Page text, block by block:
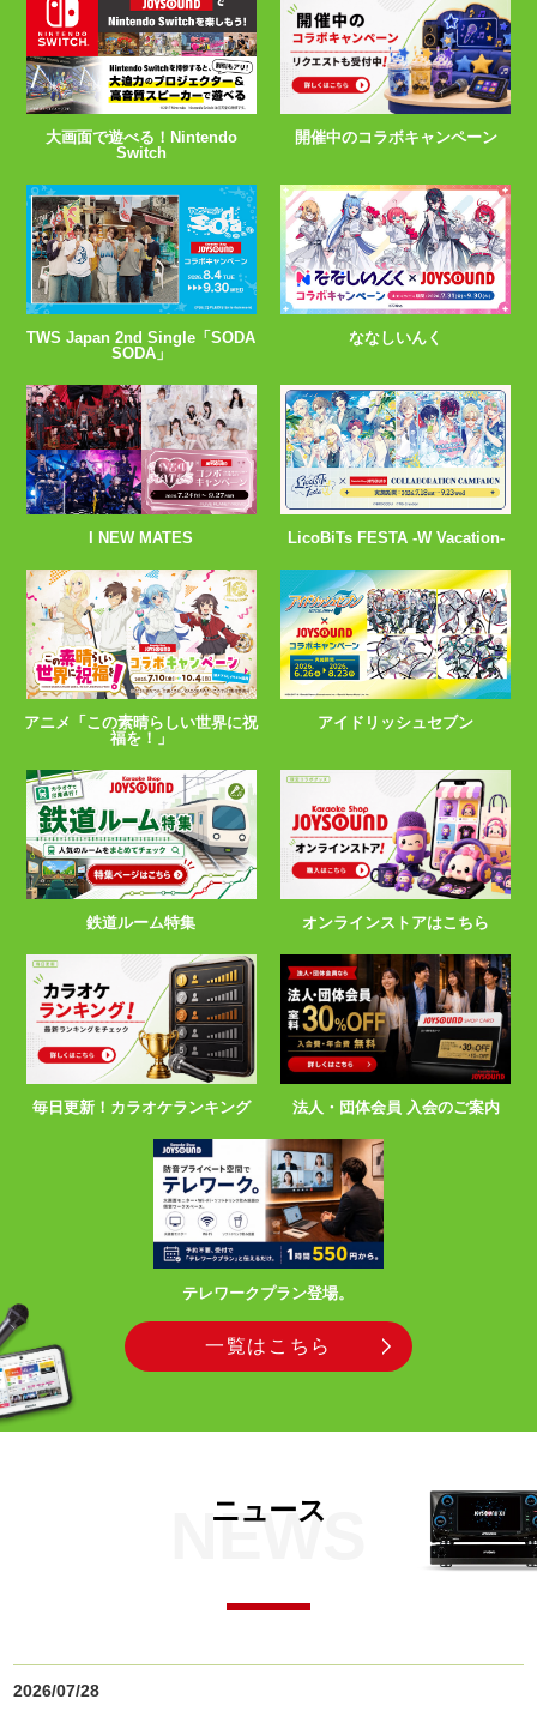
大画面で遊べる！Nintendo
Switch
開催中のコラボキャンペーン
TWS Japan 2nd Single「SODA
SODA」
ななしいんく
I NEW MATES LicoBiTs FESTA -W Vacation-
アニメ「この素晴らしい世界に祝
福を！」
アイドリッシュセブン
鉄道ルーム特集 オンラインストアはこちら
毎日更新！カラオケランキング 法人・団体会員 入会のご案内
テレワークプラン登場。
一覧はこちら
NEWS
ニュース
2026/07/28